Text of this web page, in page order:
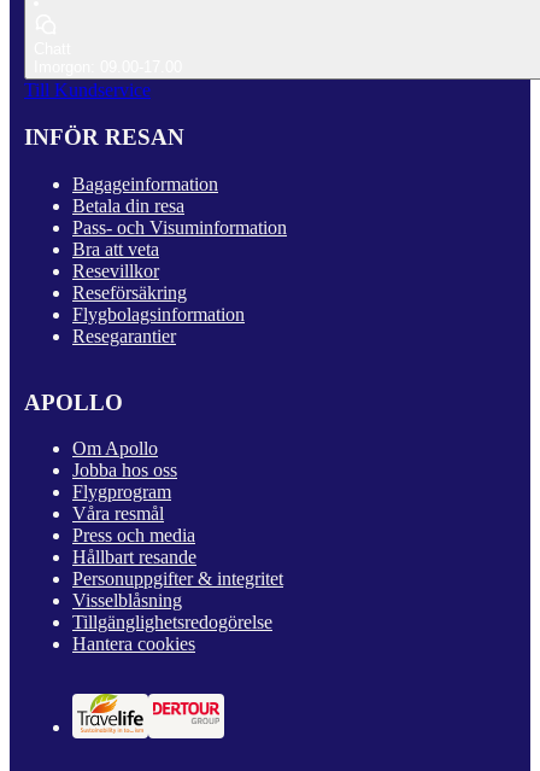
Till Kundservice
INFÖR RESAN
Bagageinformation
Betala din resa
Pass- och Visuminformation
Bra att veta
Resevillkor
Reseförsäkring
Flygbolagsinformation
Resegarantier
APOLLO
Om Apollo
Jobba hos oss
Flygprogram
Våra resmål
Press och media
Hållbart resande
Personuppgifter & integritet
Visselblåsning
Tillgänglighetsredogörelse
Hantera cookies